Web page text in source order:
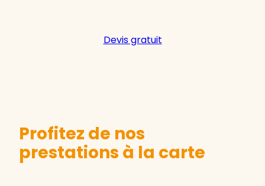
Devis gratuit
Profitez de nos
prestations à la carte